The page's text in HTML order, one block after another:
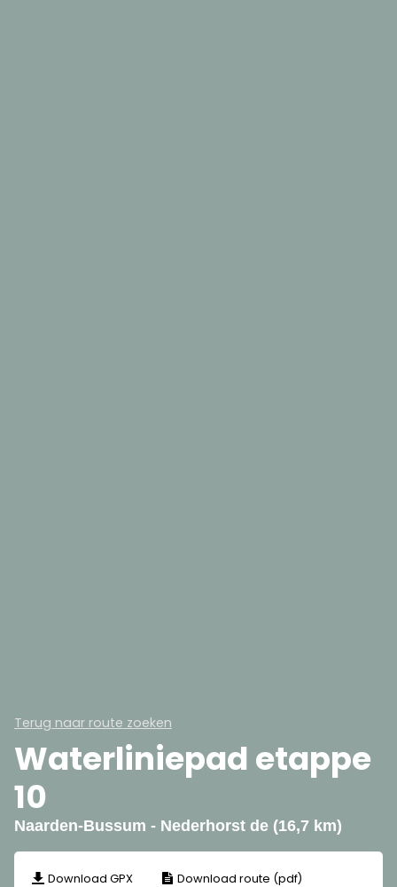
Terug naar route zoeken
Waterliniepad etappe
10
Naarden-Bussum - Nederhorst de (16,7 km)
Download GPX
Download route (pdf)